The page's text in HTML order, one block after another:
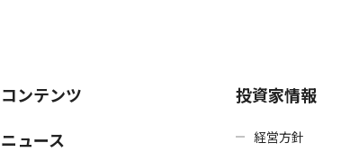
コンテンツ
ニュース
投資家情報
経営方針